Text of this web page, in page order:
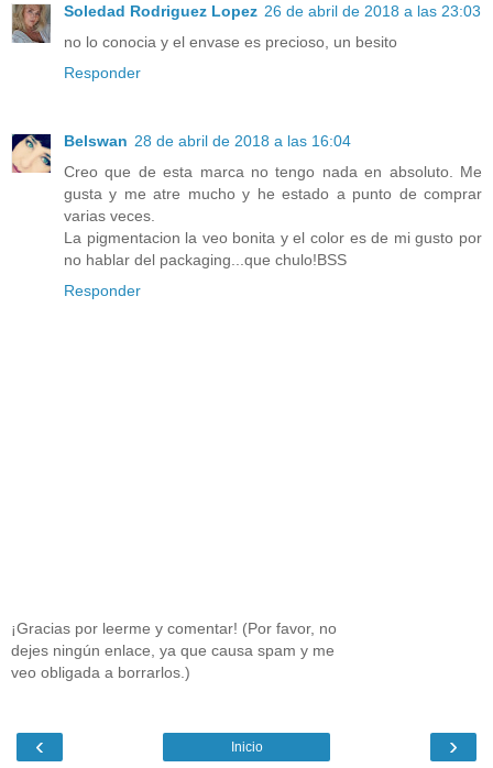
Soledad Rodriguez Lopez 26 de abril de 2018 a las 23:03
no lo conocia y el envase es precioso, un besito
Responder
Belswan 28 de abril de 2018 a las 16:04
Creo que de esta marca no tengo nada en absoluto. Me
gusta y me atre mucho y he estado a punto de comprar
varias veces.
La pigmentacion la veo bonita y el color es de mi gusto por
no hablar del packaging...que chulo!BSS
Responder
¡Gracias por leerme y comentar! (Por favor, no
dejes ningún enlace, ya que causa spam y me
veo obligada a borrarlos.)
‹ ›
Inicio